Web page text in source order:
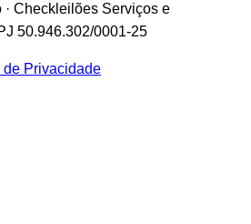
Checkleilões Serviços e
50.946.302/0001-25
de Privacidade